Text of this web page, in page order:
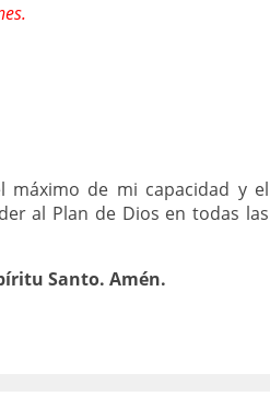
máximo de mi capacidad y el
al Plan de Dios en todas las
Santo. Amén.